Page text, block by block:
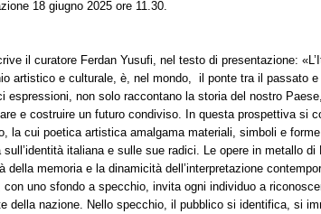
18 giugno 2025 ore 11.30.
il curatore Ferdan Yusufi, nel testo di presentazione:
artistico e culturale, è, nel mondo, il ponte tra il passato
espressioni, non solo raccontano la storia del nostro
e costruire un futuro condiviso. In questa prospettiva si
la cui poetica artistica amalgama materiali, simboli e
sull’identità italiana e sulle sue radici. Le opere in metallo
della memoria e la dinamicità dell’interpretazione
con uno sfondo a specchio, invita ogni individuo a
della nazione. Nello specchio, il pubblico si identifica, si